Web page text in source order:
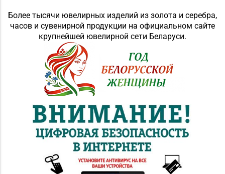
Более тысячи ювелирных изделий из золота и серебра,
часов и сувенирной продукции на официальном сайте
крупнейшей ювелирной сети Беларуси.